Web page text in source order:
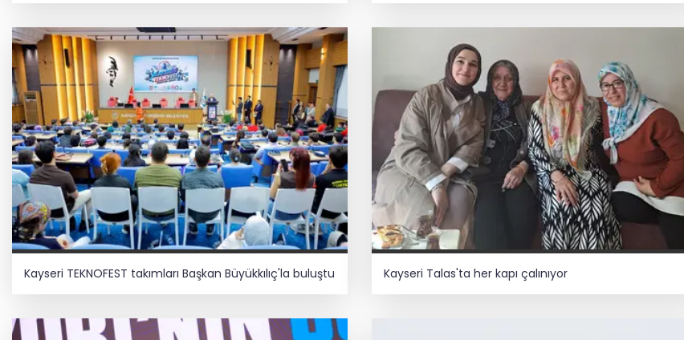
Kayseri TEKNOFEST takımları Başkan Büyükkılıç'la buluştu Kayseri Talas'ta her kapı çalınıyor